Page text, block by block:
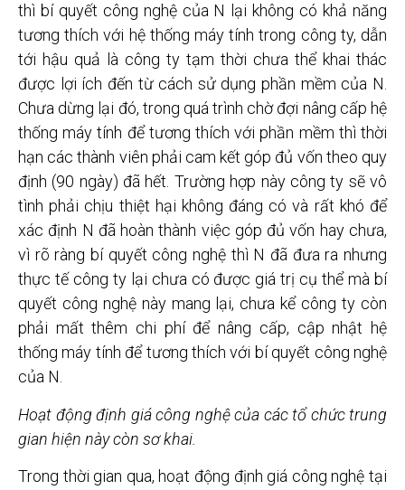
thì bí quyết công nghệ của N lại không có khả năng
tương thích với hệ thống máy tính trong công ty, dẫn
tới hậu quả là công ty tạm thời chưa thể khai thác
được lợi ích đến từ cách sử dụng phần mềm của N.
Chưa dừng lại đó, trong quá trình chờ đợi nâng cấp hệ
thống máy tính để tương thích với phần mềm thì thời
hạn các thành viên phải cam kết góp đủ vốn theo quy
định (90 ngày) đã hết. Trường hợp này công ty sẽ vô
tình phải chịu thiệt hại không đáng có và rất khó để
xác định N đã hoàn thành việc góp đủ vốn hay chưa,
vì rõ ràng bí quyết công nghệ thì N đã đưa ra nhưng
thực tế công ty lại chưa có được giá trị cụ thể mà bí
quyết công nghệ này mang lại, chưa kể công ty còn
phải mất thêm chi phí để nâng cấp, cập nhật hệ
thống máy tính để tương thích với bí quyết công nghệ
của N.
Hoạt động định giá công nghệ của các tổ chức trung
gian hiện này còn sơ khai.
Trong thời gian qua, hoạt động định giá công nghệ tại